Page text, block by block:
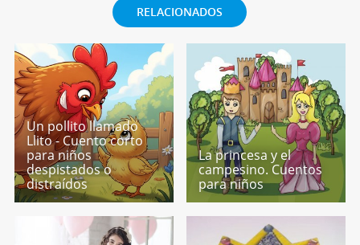
RELACIONADOS
Un pollito llamado
Llito - Cuento corto
para niños
despistados o
distraídos
La princesa y el
campesino. Cuentos
para niños